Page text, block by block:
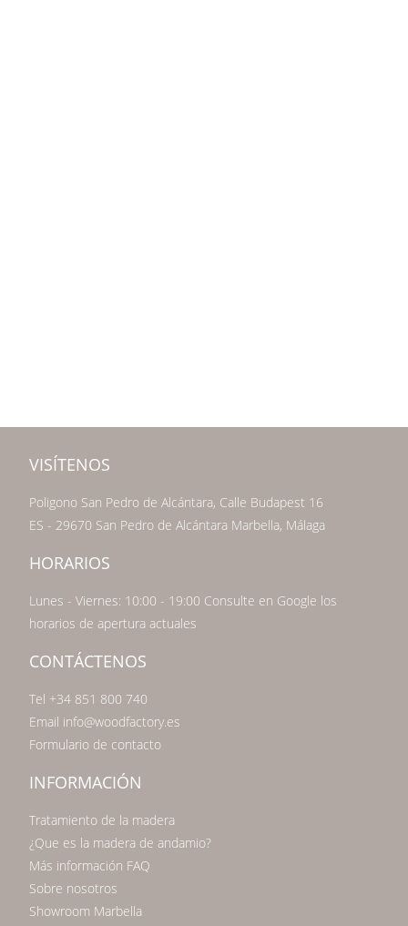
VISÍTENOS
Poligono San Pedro de Alcántara, Calle Budapest 16
ES - 29670 San Pedro de Alcántara Marbella, Málaga
HORARIOS
Lunes - Viernes: 10:00 - 19:00 Consulte en Google los
horarios de apertura actuales
CONTÁCTENOS
Tel +34 851 800 740
Email info@woodfactory.es
Formulario de contacto
INFORMACIÓN
Tratamiento de la madera
¿Que es la madera de andamio?
Más información FAQ
Sobre nosotros
Showroom Marbella